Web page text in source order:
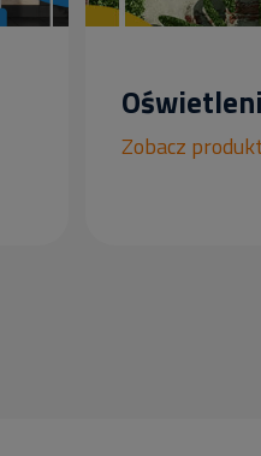
Zobacz